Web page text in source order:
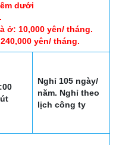
dưới
ở: 10,000 yên/ tháng.
yên/ tháng.
Nghỉ 105 ngày/
năm. Nghỉ theo
lịch công ty